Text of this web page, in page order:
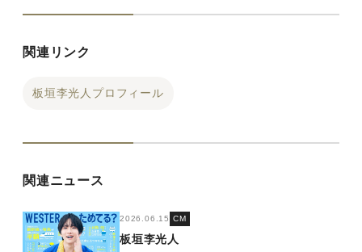
関連リンク
板垣李光人プロフィール
関連ニュース
2026.06.15 CM
板垣李光人